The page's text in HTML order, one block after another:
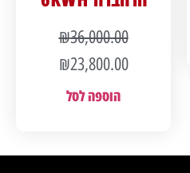
₪36,000.00
₪23,800.00
הוספה לסל